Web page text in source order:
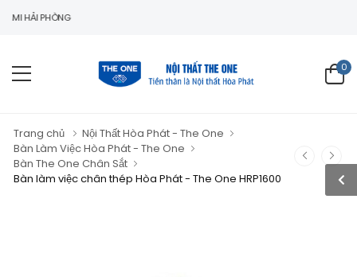
PHÒNG
0
Trang chủ
Nội Thất Hòa Phát - The One
Bàn Làm Việc Hòa Phát - The One
Bàn The One Chân Sắt
Bàn làm việc chân thép Hòa Phát - The One HRP1600